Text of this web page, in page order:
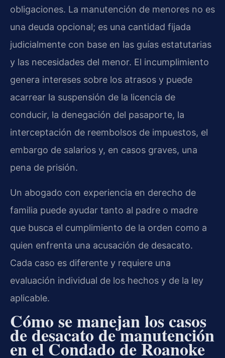
obligaciones. La manutención de menores no es
una deuda opcional; es una cantidad fijada
judicialmente con base en las guías estatutarias
y las necesidades del menor. El incumplimiento
genera intereses sobre los atrasos y puede
acarrear la suspensión de la licencia de
conducir, la denegación del pasaporte, la
interceptación de reembolsos de impuestos, el
embargo de salarios y, en casos graves, una
pena de prisión.
Un abogado con experiencia en derecho de
familia puede ayudar tanto al padre o madre
que busca el cumplimiento de la orden como a
quien enfrenta una acusación de desacato.
Cada caso es diferente y requiere una
evaluación individual de los hechos y de la ley
aplicable.
Cómo se manejan los casos
de desacato de manutención
en el Condado de Roanoke